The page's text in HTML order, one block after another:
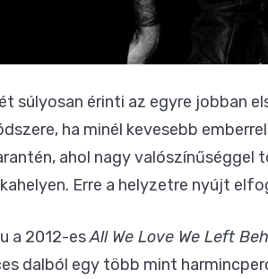
súlyosan érinti az egyre jobban
ha minél kevesebb
ahol nagy valószínűséggel
Erre a helyzetre nyújt
a 2012-esAll We Love We Left
dalból egy több mint